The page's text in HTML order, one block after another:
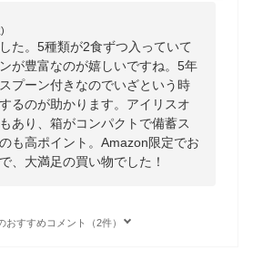
た。5種類が2食ずつ入っていて
が豊富なのが嬉しいですね。5年
プーン付きなのでいざという時
るのが助かります。アイリスオ
あり、箱がコンパクトで備蓄ス
も高ポイント。Amazon限定でお
、大満足の買い物でした！
おすすめコメント（2件）